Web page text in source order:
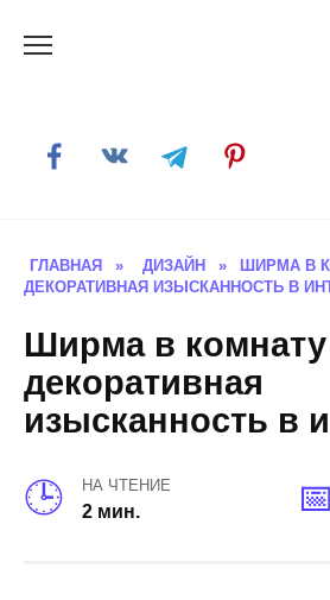
ГЛАВНАЯ » ДИЗАЙН »
ШИРМА В
ДЕКОРАТИВНАЯ ИЗЫСКАННОСТЬ В
Ширма в
декоративная
изысканность в
НА ЧТЕНИЕ
2 мин.